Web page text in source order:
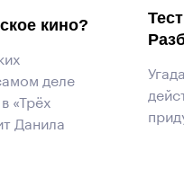
кино?
деле
«Трёх
Данила